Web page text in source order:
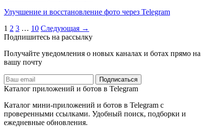
Улучшение и восстановление фото через Telegram
Пагинация
записей
1 2 3 … 10 Следующая →
Подпишитесь на рассылку
Получайте уведомления о новых каналах и ботаx прямо на
вашу почту
Подписаться
Каталог приложений и ботов в Telegram
Каталог мини-приложений и ботов в Telegram с
проверенными ссылками. Удобный поиск, подборки и
ежедневные обновления.